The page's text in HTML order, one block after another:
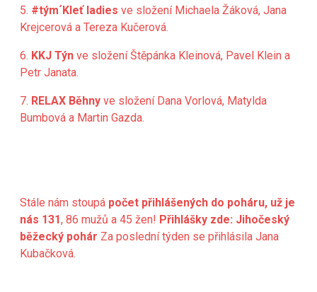
5. #tým´Kleť ladies ve složení Michaela Žáková, Jana
Krejcerová a Tereza Kučerová.
6. KKJ Týn ve složení Štěpánka Kleinová, Pavel Klein a
Petr Janata.
7. RELAX Běhny ve složení Dana Vorlová, Matylda
Bumbová a Martin Gazda.
Stále nám stoupá počet přihlášených do poháru, už je
nás 131, 86 mužů a 45 žen! Přihlášky zde: Jihočeský
běžecký pohár Za poslední týden se přihlásila Jana
Kubačková.